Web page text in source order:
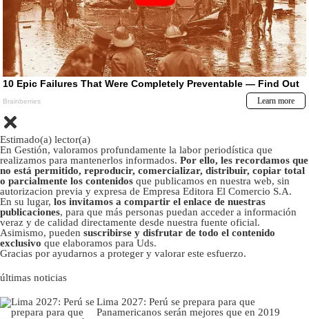
Estimado(a) lector(a)
En Gestión, valoramos profundamente la labor periodística que
realizamos para mantenerlos informados. Por ello, les recordamos que
no está permitido, reproducir, comercializar, distribuir, copiar total
o parcialmente los contenidos que publicamos en nuestra web, sin
autorizacion previa y expresa de Empresa Editora El Comercio S.A.
En su lugar, los invitamos a compartir el enlace de nuestras
publicaciones, para que más personas puedan acceder a información
veraz y de calidad directamente desde nuestra fuente oficial.
Asimismo, pueden suscribirse y disfrutar de todo el contenido
exclusivo que elaboramos para Uds.
Gracias por ayudarnos a proteger y valorar este esfuerzo.
últimas noticias
Lima 2027: Perú se prepara para que
Panamericanos serán mejores que en 2019